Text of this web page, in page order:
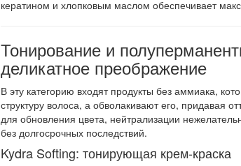
кератином и хлопковым маслом обеспечивает
Тонирование и
деликатное преображение
В эту категорию входят продукты без аммиака,
структуру волоса, а обволакивают его, придавая
для обновления цвета, нейтрализации
без долгосрочных последствий.
Kydra Softing: тонирующая крем-краска